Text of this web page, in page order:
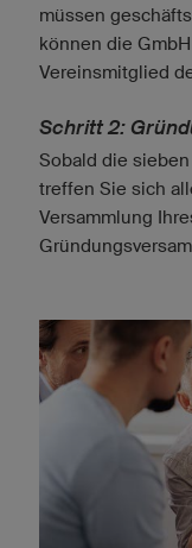
müssen
können die
Vereinsmitglied
Schritt 2:
Sobald die
treffen Sie sich
Versammlung